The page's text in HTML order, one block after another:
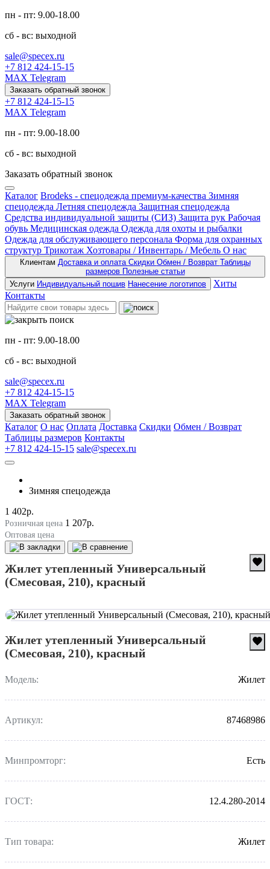
пн - пт: 9.00-18.00
сб - вс: выходной
sale@specex.ru
+7 812 424-15-15
MAX Telegram
Заказать обратный звонок
+7 812 424-15-15
MAX Telegram
пн - пт: 9.00-18.00
сб - вс: выходной
Заказать обратный звонок
Каталог Brodeks - спецодежда премиум-качества Зимняя
спецодежда Летняя спецодежда Защитная спецодежда
Средства индивидуальной защиты (СИЗ) Защита рук Рабочая
обувь Медицинская одежда Одежда для охоты и рыбалки
Одежда для обслуживающего персонала Форма для охранных
структур Трикотаж Хозтовары / Инвентарь / Мебель О нас
Клиентам Доставка и оплата Скидки Обмен / Возврат Таблицы
размеров Полезные статьи
Услуги Индивидуальный пошив Нанесение логотипов
Хиты
Контакты
пн - пт: 9.00-18.00
сб - вс: выходной
sale@specex.ru
+7 812 424-15-15
MAX Telegram
Заказать обратный звонок
Каталог О нас Оплата Доставка Скидки Обмен / Возврат
Таблицы размеров Контакты
+7 812 424-15-15 sale@specex.ru
Зимняя спецодежда
1 402р.
Розничная цена 1 207р.
Оптовая цена
Жилет утепленный Универсальный
(Смесовая, 210), красный
Жилет утепленный Универсальный
(Смесовая, 210), красный
Модель: Жилет
Артикул: 87468986
Минпромторг: Есть
ГОСТ: 12.4.280-2014
Тип товара: Жилет